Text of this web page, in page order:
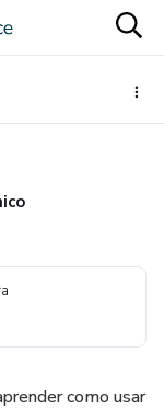
como usar